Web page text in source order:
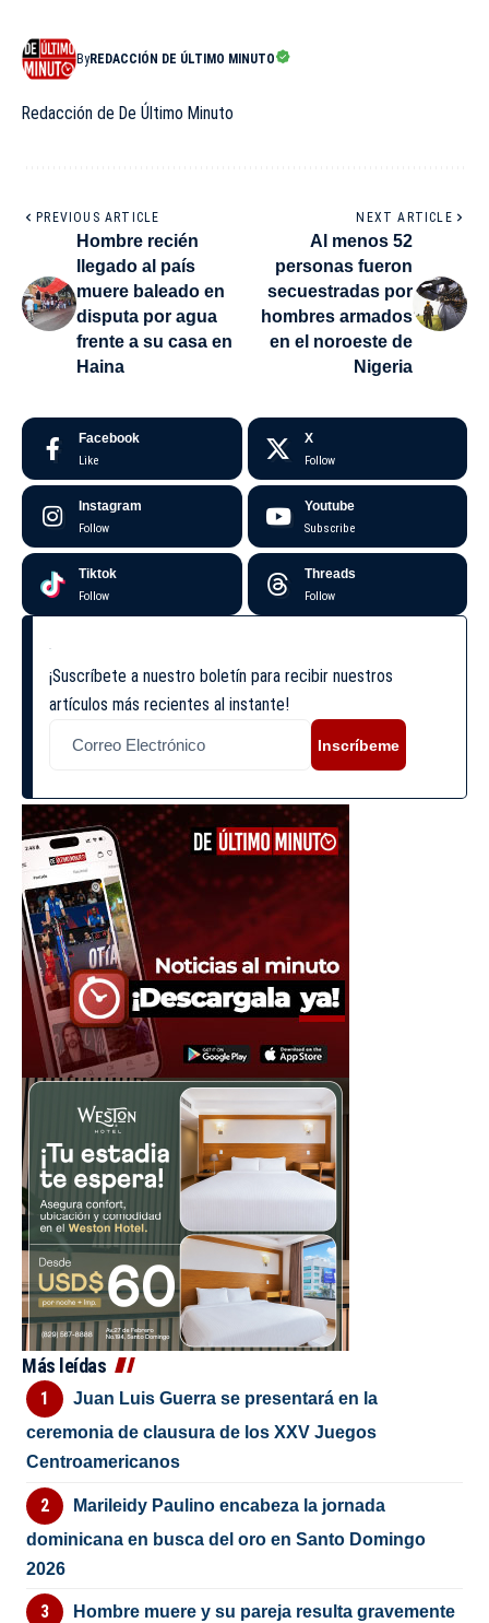
ByREDACCIÓN DE ÚLTIMO MINUTO
Redacción de De Último Minuto
PREVIOUS ARTICLE
Hombre recién
llegado al país
muere baleado en
disputa por agua
frente a su casa en
Haina
NEXT ARTICLE
Al menos 52
personas fueron
secuestradas por
hombres armados
en el noroeste de
Nigeria
Facebook
Like
X
Follow
Instagram
Follow
Youtube
Subscribe
Tiktok
Follow
Threads
Follow
¡Suscríbete a nuestro boletín para recibir nuestros
artículos más recientes al instante!
Inscríbeme
Más leídas
Juan Luis Guerra se presentará en la
ceremonia de clausura de los XXV Juegos
Centroamericanos
Marileidy Paulino encabeza la jornada
dominicana en busca del oro en Santo Domingo
2026
Hombre muere y su pareja resulta gravemente